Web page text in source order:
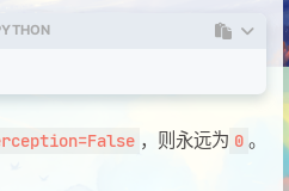
，则永远为 0 。